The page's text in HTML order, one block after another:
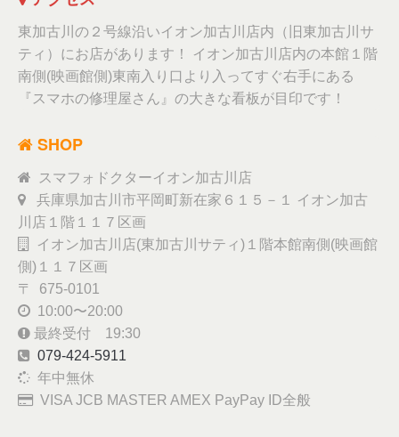
東加古川の２号線沿いイオン加古川店内（旧東加古川サ
ティ）にお店があります！ イオン加古川店内の本館１階
南側(映画館側)東南入り口より入ってすぐ右手にある
『スマホの修理屋さん』の大きな看板が目印です！
SHOP
スマフォドクターイオン加古川店
兵庫県加古川市平岡町新在家６１５－１ イオン加古
川店１階１１７区画
イオン加古川店(東加古川サティ)１階本館南側(映画館
側)１１７区画
〒 675-0101
10:00〜20:00
最終受付 19:30
079-424-5911
年中無休
VISA JCB MASTER AMEX PayPay ID全般